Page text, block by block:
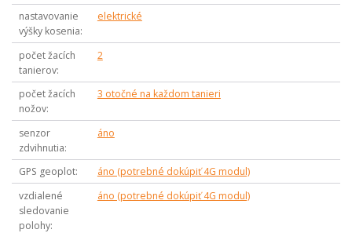
nastavovanie
výšky kosenia
elektrické
počet žacích
tanierov
2
počet žacích
nožov
3 otočné na každom tanieri
senzor
zdvihnutia
áno
GPS geoplot
áno (potrebné dokúpiť 4G modul)
vzdialené
sledovanie
polohy
áno (potrebné dokúpiť 4G modul)